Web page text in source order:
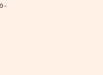
-